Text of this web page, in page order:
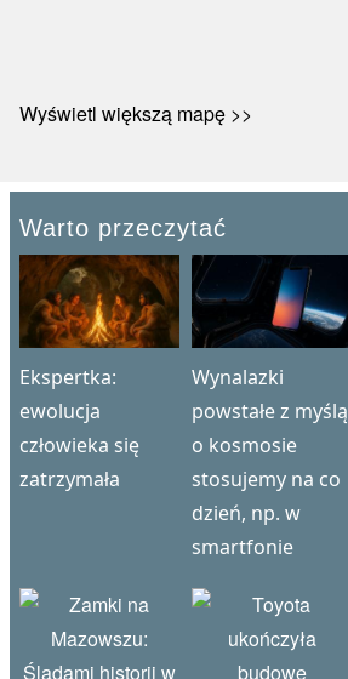
Wyświetl większą mapę >>
Warto przeczytać
Ekspertka:
ewolucja
człowieka się
zatrzymała
Wynalazki
powstałe z myślą
o kosmosie
stosujemy na co
dzień, np. w
smartfonie